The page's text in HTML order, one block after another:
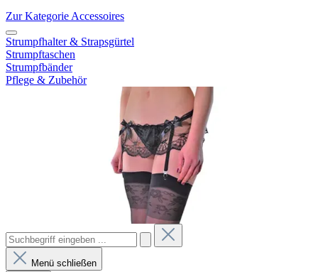
Zur Kategorie Accessoires
Strumpfhalter & Strapsgürtel
Strumpftaschen
Strumpfbänder
Pflege & Zubehör
Menü schließen